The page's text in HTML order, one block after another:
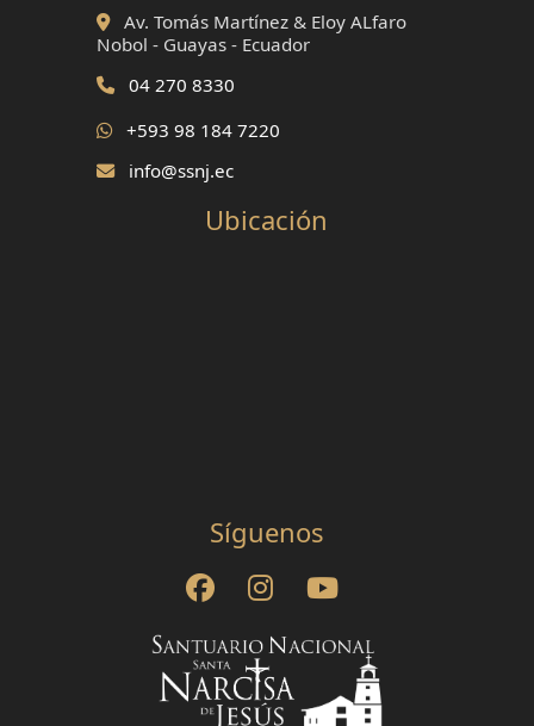
Av. Tomás Martínez & Eloy ALfaro
Nobol - Guayas - Ecuador
04 270 8330
+593 98 184 7220
info@ssnj.ec
Ubicación
Síguenos